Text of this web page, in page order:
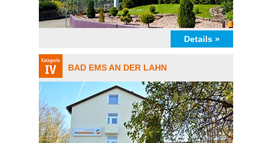
Details »
BAD EMS AN DER LAHN